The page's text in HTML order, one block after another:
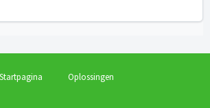
Startpagina Oplossingen